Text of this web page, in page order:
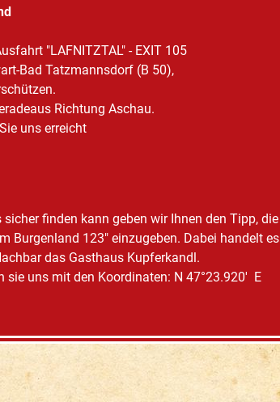
"LAFNITZTAL" - EXIT 105
Bad Tatzmannsdorf (B 50),
Richtung Aschau.
uns erreicht
finden kann geben wir Ihnen den Tipp, die
Burgenland 123" einzugeben. Dabei handelt es
das Gasthaus Kupferkandl.
sie uns mit den Koordinaten: N 47°23.920' E